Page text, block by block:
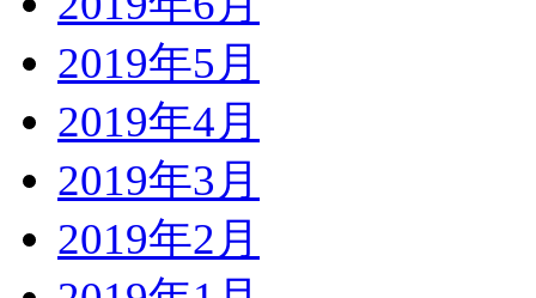
2019年5月
2019年4月
2019年3月
2019年2月